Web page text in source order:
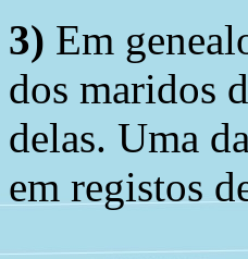
3) Em
dos maridos
delas. Uma
em registos